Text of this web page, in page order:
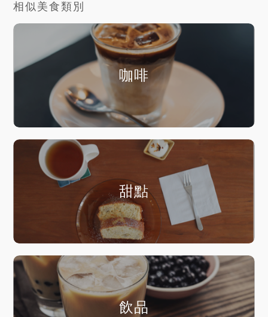
相似美食類別
咖啡
甜點
飲品